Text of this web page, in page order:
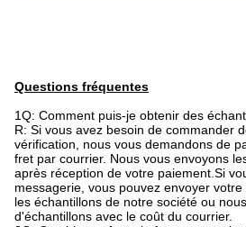
Questions fréquentes
1Q: Comment puis-je obtenir des
R: Si vous avez besoin de commander
vérification, nous vous demandons de
fret par courrier. Nous vous envoyons
après réception de votre paiement.Si
messagerie, vous pouvez envoyer
les échantillons de notre société ou
d'échantillons avec le coût du courrier.